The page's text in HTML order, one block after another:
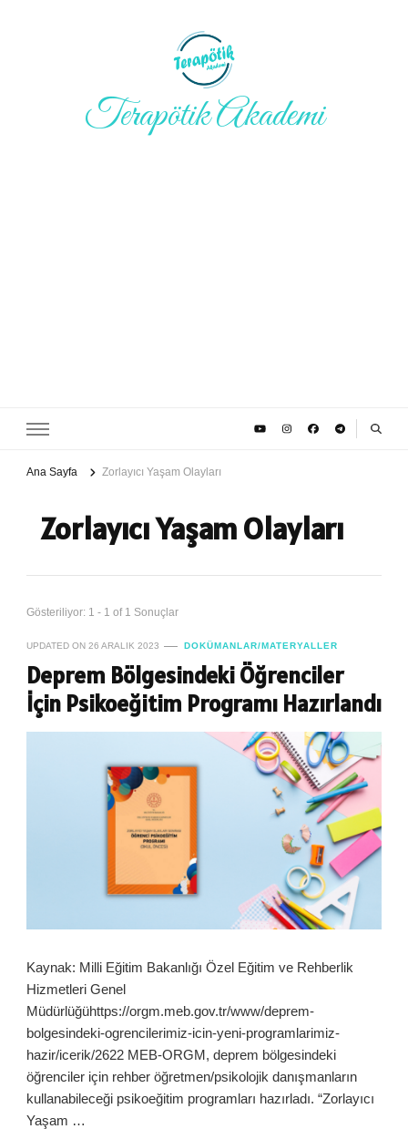
Terapötik Akademi
Ana Sayfa Zorlayıcı Yaşam Olayları
Zorlayıcı Yaşam Olayları
Gösteriliyor: 1 - 1 of 1 Sonuçlar
UPDATED ON 26 ARALIK 2023 DOKÜMANLAR/MATERYALLER
Deprem Bölgesindeki Öğrenciler
İçin Psikoeğitim Programı Hazırlandı
Kaynak: Milli Eğitim Bakanlığı Özel Eğitim ve Rehberlik
Hizmetleri Genel
Müdürlüğühttps://orgm.meb.gov.tr/www/deprem-
bolgesindeki-ogrencilerimiz-icin-yeni-programlarimiz-
hazir/icerik/2622 MEB-ORGM, deprem bölgesindeki
öğrenciler için rehber öğretmen/psikolojik danışmanların
kullanabileceği psikoeğitim programları hazırladı. “Zorlayıcı
Yaşam …